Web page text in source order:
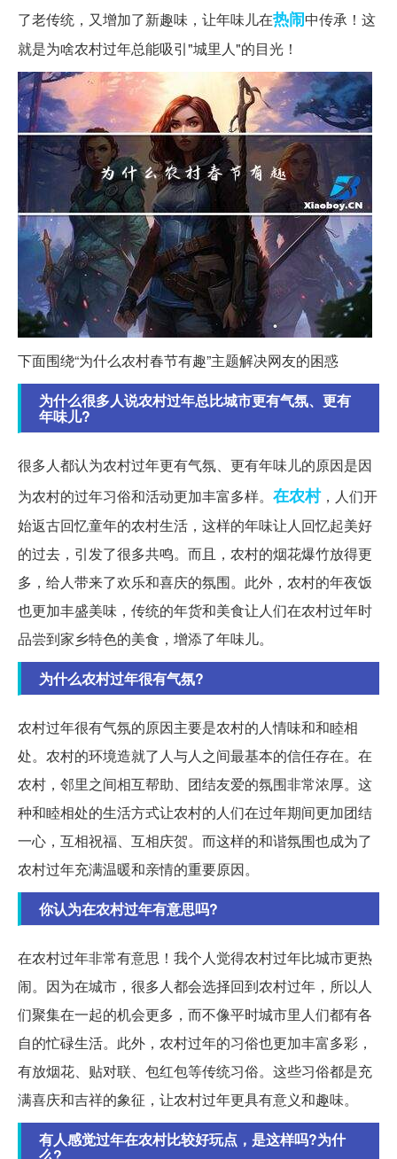
了老传统，又增加了新趣味，让年味儿在热闹中传承！这
就是为啥农村过年总能吸引"城里人"的目光！
下面围绕“为什么农村春节有趣”主题解决网友的困惑
为什么很多人说农村过年总比城市更有气氛、更有
年味儿?
很多人都认为农村过年更有气氛、更有年味儿的原因是因
为农村的过年习俗和活动更加丰富多样。 在农村，人们开
始返古回忆童年的农村生活，这样的年味让人回忆起美好
的过去，引发了很多共鸣。而且，农村的烟花爆竹放得更
多，给人带来了欢乐和喜庆的氛围。此外，农村的年夜饭
也更加丰盛美味，传统的年货和美食让人们在农村过年时
品尝到家乡特色的美食，增添了年味儿。
为什么农村过年很有气氛?
农村过年很有气氛的原因主要是农村的人情味和和睦相
处。农村的环境造就了人与人之间最基本的信任存在。在
农村，邻里之间相互帮助、团结友爱的氛围非常浓厚。这
种和睦相处的生活方式让农村的人们在过年期间更加团结
一心，互相祝福、互相庆贺。而这样的和谐氛围也成为了
农村过年充满温暖和亲情的重要原因。
你认为在农村过年有意思吗?
在农村过年非常有意思！我个人觉得农村过年比城市更热
闹。因为在城市，很多人都会选择回到农村过年，所以人
们聚集在一起的机会更多，而不像平时城市里人们都有各
自的忙碌生活。此外，农村过年的习俗也更加丰富多彩，
有放烟花、贴对联、包红包等传统习俗。这些习俗都是充
满喜庆和吉祥的象征，让农村过年更具有意义和趣味。
有人感觉过年在农村比较好玩点，是这样吗?为什